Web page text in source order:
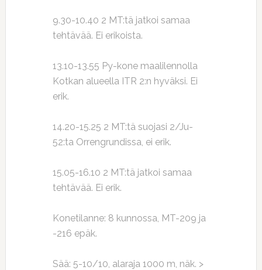
9.30-10.40 2 MT:tä jatkoi samaa
tehtävää. Ei erikoista.
13.10-13.55 Py-kone maalilennolla
Kotkan alueella ITR 2:n hyväksi. Ei
erik.
14.20-15.25 2 MT:tä suojasi 2/Ju-
52:ta Orrengrundissa, ei erik.
15.05-16.10 2 MT:tä jatkoi samaa
tehtävää. Ei erik.
Konetilanne: 8 kunnossa, MT-209 ja
-216 epäk.
Sää: 5-10/10, alaraja 1000 m, näk. >